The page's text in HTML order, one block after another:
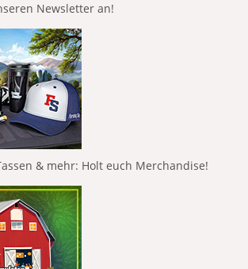
Newsletter an!
& mehr: Holt euch Merchandise!